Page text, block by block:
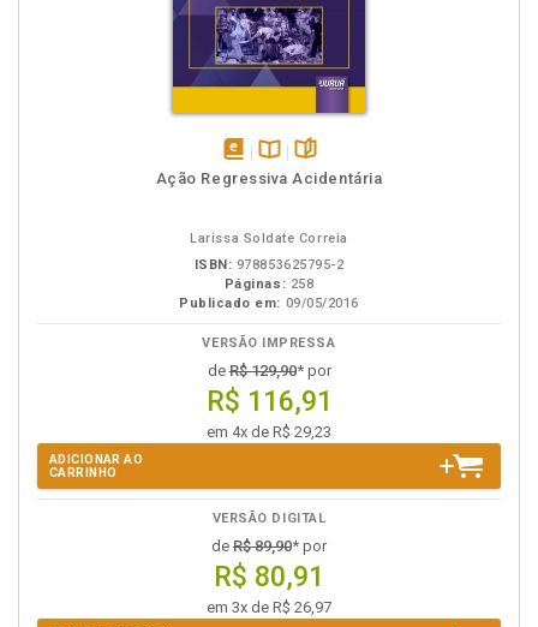
disponível
Disponível
páginas
Ação Regressiva Acidentária
Larissa Soldate Correia
ISBN: 978853625795-2
Páginas: 258
Publicado em: 09/05/2016
VERSÃO IMPRESSA
deR$ 129,90* por
R$ 116,91
em 4x de R$ 29,23
ADICIONAR AO
CARRINHO
VERSÃO DIGITAL
de R$ 89,90* por
R$ 80,91
em 3x de R$ 26,97